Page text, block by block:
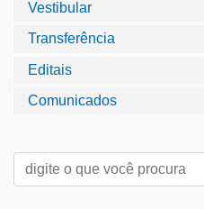
Vestibular
Transferência
Editais
Comunicados